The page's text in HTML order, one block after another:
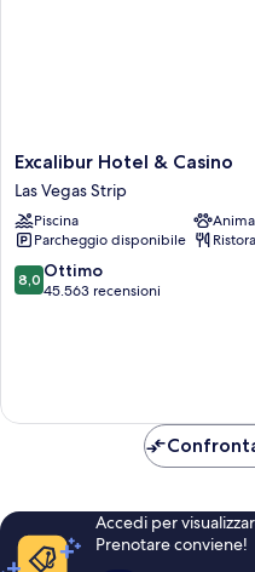
Excalibur
Hotel
&
Casino
Las
Vegas
Strip
Excalibur Hotel & Casino
Las Vegas Strip
Piscina
Parcheggio disponibile
8.0
su
8,0 Ottimo
45.563 recensioni
Accedi per
Prenotare conviene!